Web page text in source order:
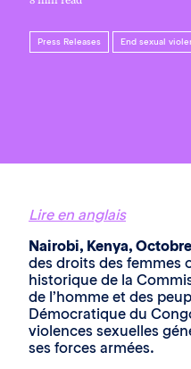
Press Releases End sexual
Lire en anglais
Nairobi, Kenya,
des droits des femmes
historique de la
de l’homme et des
Démocratique du
violences sexuelles
ses forces armées.